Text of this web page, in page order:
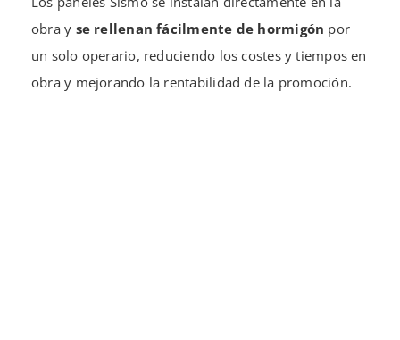
obra y se rellenan fácilmente de hormigón por
un solo operario, reduciendo los costes y tiempos en
obra y mejorando la rentabilidad de la promoción.